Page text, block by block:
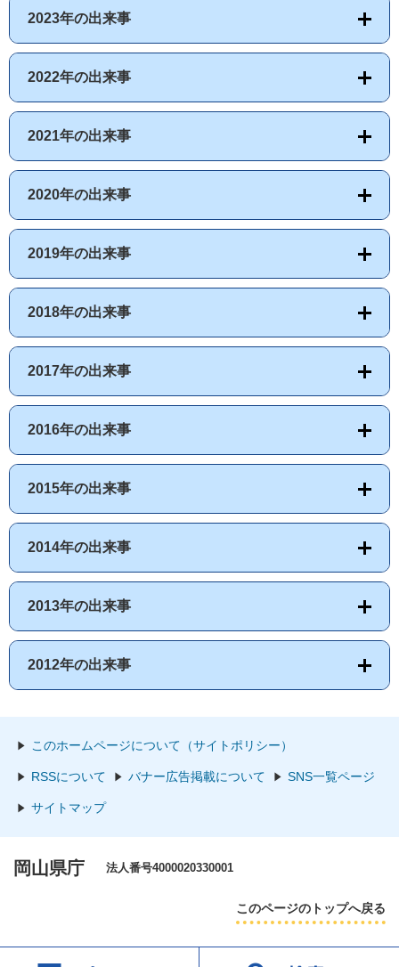
2023年の出来事
2022年の出来事
2021年の出来事
2020年の出来事
2019年の出来事
2018年の出来事
2017年の出来事
2016年の出来事
2015年の出来事
2014年の出来事
2013年の出来事
2012年の出来事
このホームページについて（サイトポリシー）
RSSについて バナー広告掲載について SNS一覧ページ
サイトマップ
岡山県庁 法人番号4000020330001
このページのトップへ戻る